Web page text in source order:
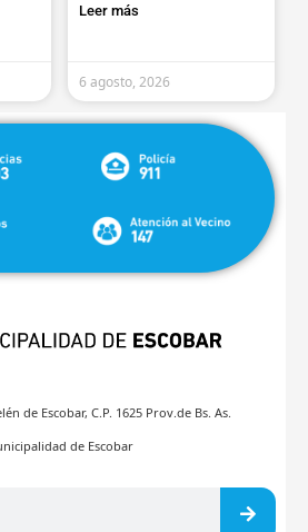
Leer más
6 agosto, 2026
de Escobar, C.P. 1625 Prov.de Bs. As.
de Escobar